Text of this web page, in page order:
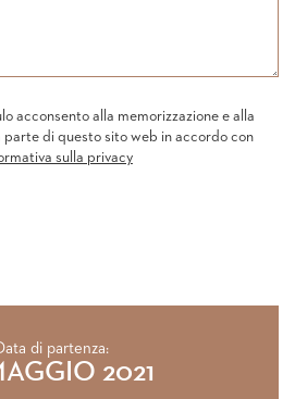
acconsento alla memorizzazione e alla
di questo sito web in accordo con
sulla privacy
di partenza:
2021